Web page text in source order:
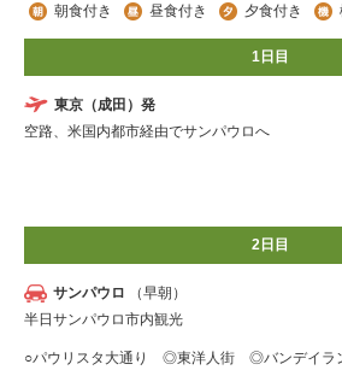
朝食付き 昼食付き 夕食付き
1日目
東京（成田）発
空路、米国内都市経由でサンパウロへ
2日目
サンパウロ
（早朝）
半日サンパウロ市内観光
○パウリスタ大通り ◎東洋人街 ◎バンデイラ